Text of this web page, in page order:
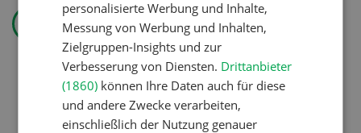
Landtechnik
«Ich mag ebenso den
Pflanzenbau wie die
Tierproduktion»
personalisierte Werbung und Inhalte,
Messung von Werbung und Inhalten,
Zielgruppen-Insights und zur
Verbesserung von Diensten. Drittanbieter
(1860) können Ihre Daten auch für diese
und andere Zwecke verarbeiten,
einschließlich der Nutzung genauer